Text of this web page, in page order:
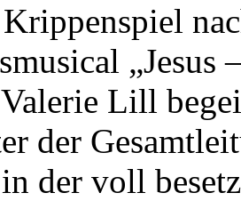
„Jesus
Lill
der
der voll